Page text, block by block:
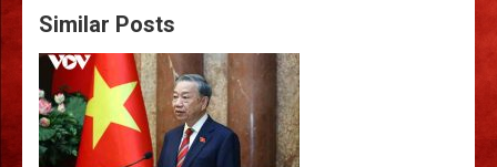
Similar Posts